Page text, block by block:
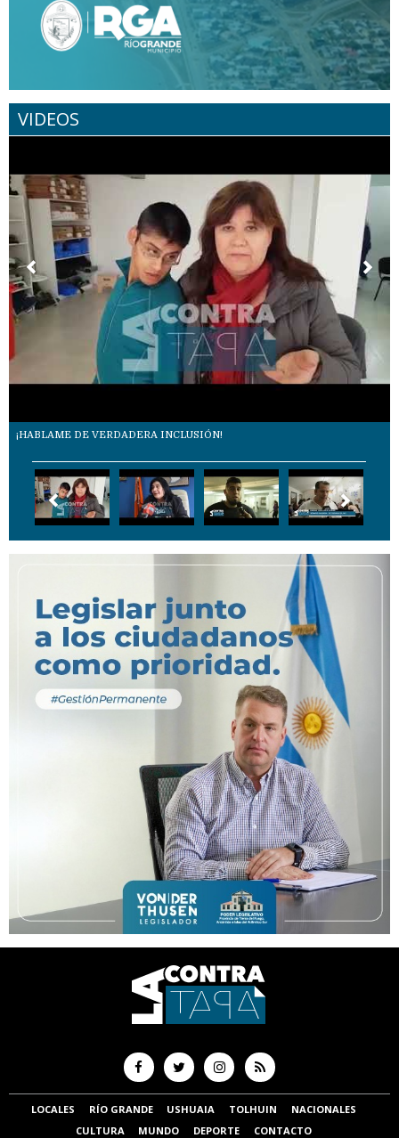
VIDEOS
¡HABLAME DE VERDADERA INCLUSIÓN!
LOCALES RÍO GRANDE USHUAIA TOLHUIN
NACIONALES
CULTURA
MUNDO DEPORTE CONTACTO